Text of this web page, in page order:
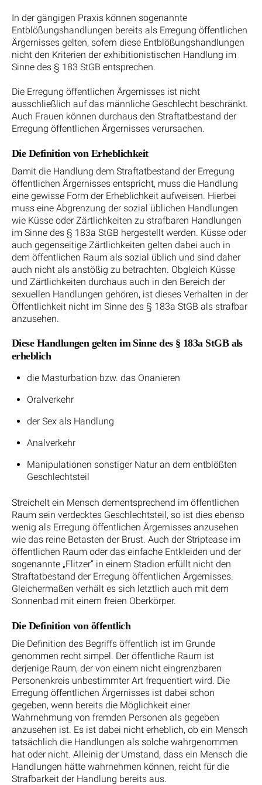
In der gängigen Praxis können sogenannte
Entblößungshandlungen bereits als Erregung öffentlichen
Ärgernisses gelten, sofern diese Entblößungshandlungen
nicht den Kriterien der exhibitionistischen Handlung im
Sinne des § 183 StGB entsprechen.
Die Erregung öffentlichen Ärgernisses ist nicht
ausschließlich auf das männliche Geschlecht beschränkt.
Auch Frauen können durchaus den Straftatbestand der
Erregung öffentlichen Ärgernisses verursachen.
Die Definition von Erheblichkeit
Damit die Handlung dem Straftatbestand der Erregung
öffentlichen Ärgernisses entspricht, muss die Handlung
eine gewisse Form der Erheblichkeit aufweisen. Hierbei
muss eine Abgrenzung der sozial üblichen Handlungen
wie Küsse oder Zärtlichkeiten zu strafbaren Handlungen
im Sinne des § 183a StGB hergestellt werden. Küsse oder
auch gegenseitige Zärtlichkeiten gelten dabei auch in
dem öffentlichen Raum als sozial üblich und sind daher
auch nicht als anstößig zu betrachten. Obgleich Küsse
und Zärtlichkeiten durchaus auch in den Bereich der
sexuellen Handlungen gehören, ist dieses Verhalten in der
Öffentlichkeit nicht im Sinne des § 183a StGB als strafbar
anzusehen.
Diese Handlungen gelten im Sinne des § 183a StGB als
erheblich
die Masturbation bzw. das Onanieren
Oralverkehr
der Sex als Handlung
Analverkehr
Manipulationen sonstiger Natur an dem entblößten
Geschlechtsteil
Streichelt ein Mensch dementsprechend im öffentlichen
Raum sein verdecktes Geschlechtsteil, so ist dies ebenso
wenig als Erregung öffentlichen Ärgernisses anzusehen
wie das reine Betasten der Brust. Auch der Striptease im
öffentlichen Raum oder das einfache Entkleiden und der
sogenannte „Flitzer“ in einem Stadion erfüllt nicht den
Straftatbestand der Erregung öffentlichen Ärgernisses.
Gleichermaßen verhält es sich letztlich auch mit dem
Sonnenbad mit einem freien Oberkörper.
Die Definition von öffentlich
Die Definition des Begriffs öffentlich ist im Grunde
genommen recht simpel. Der öffentliche Raum ist
derjenige Raum, der von einem nicht eingrenzbaren
Personenkreis unbestimmter Art frequentiert wird. Die
Erregung öffentlichen Ärgernisses ist dabei schon
gegeben, wenn bereits die Möglichkeit einer
Wahrnehmung von fremden Personen als gegeben
anzusehen ist. Es ist dabei nicht erheblich, ob ein Mensch
tatsächlich die Handlungen als solche wahrgenommen
hat oder nicht. Alleinig der Umstand, dass ein Mensch die
Handlungen hätte wahrnehmen können, reicht für die
Strafbarkeit der Handlung bereits aus.